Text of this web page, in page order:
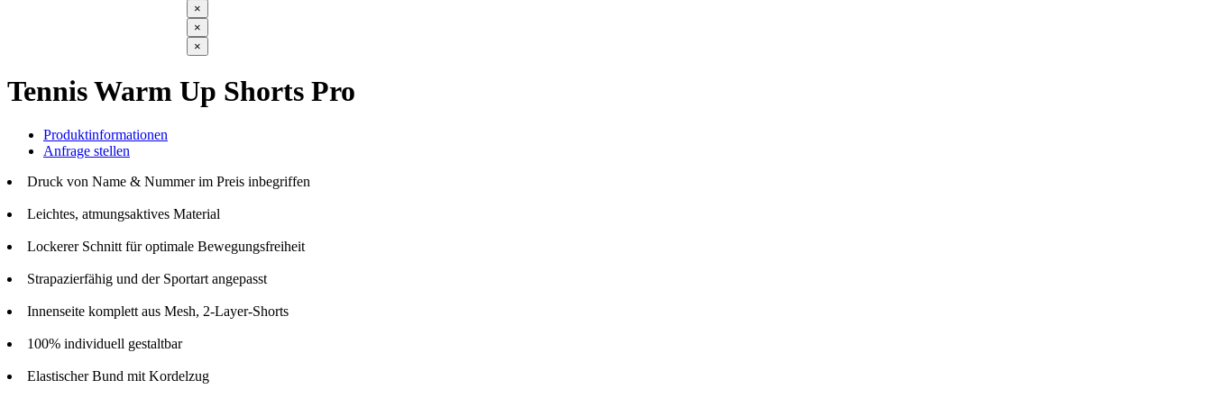
×
×
×
Tennis Warm Up Shorts Pro
Produktinformationen
Anfrage stellen
Druck von Name & Nummer im Preis inbegriffen
Leichtes, atmungsaktives Material
Lockerer Schnitt für optimale Bewegungsfreiheit
Strapazierfähig und der Sportart angepasst
Innenseite komplett aus Mesh, 2-Layer-Shorts
100% individuell gestaltbar
Elastischer Bund mit Kordelzug